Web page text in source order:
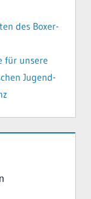
des Boxer-
für unsere
Jugend-